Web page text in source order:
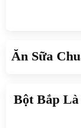
Ăn Sữa
Bột Bắp